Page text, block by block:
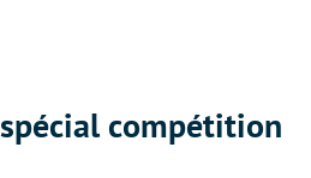
compétition